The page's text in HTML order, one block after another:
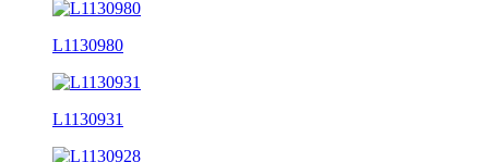
L1130980
L1130931